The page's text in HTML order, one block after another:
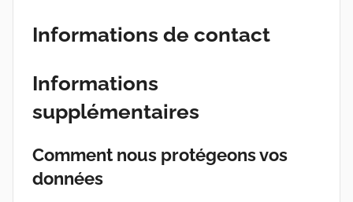
Informations de contact
Informations
supplémentaires
Comment nous protégeons vos
données